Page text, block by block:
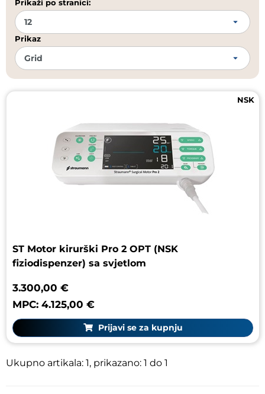
Prikaži po stranici:
Prikaz
ST Motor kirurški Pro 2 OPT (NSK
fiziodispenzer) sa svjetlom
3.300,00 €
MPC: 4.125,00 €
NSK
Prijavi se za kupnju
Ukupno artikala: 1, prikazano: 1 do 1